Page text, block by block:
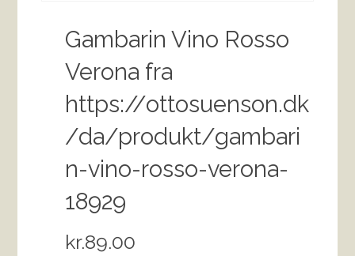
Gambarin Vino Rosso
Verona fra
https://ottosuenson.dk
/da/produkt/gambari
n-vino-rosso-verona-
18929
kr.89.00